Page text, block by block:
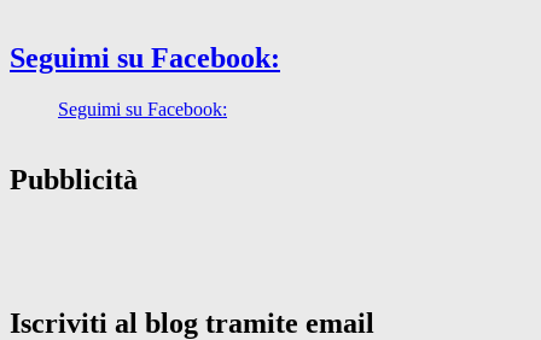
Seguimi su Facebook:
Seguimi su Facebook:
Pubblicità
Iscriviti al blog tramite email